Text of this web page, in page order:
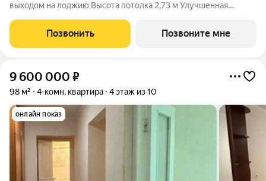
выходом на лоджию Высота потолка 2,73 м Улучшенная
Позвонить Позвоните мне
9 600 000 ₽
98 м² 4-комн. квартира 4 этаж из 10
онлайн показ